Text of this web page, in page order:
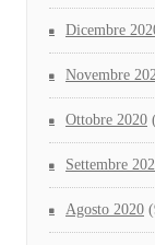
Dicembre
Novembre
Ottobre 2020
Settembre
Agosto 2020